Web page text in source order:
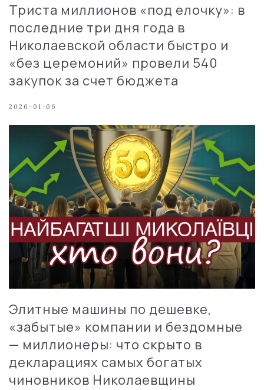
Триста миллионов «под елочку»: в
последние три дня года в
Николаевской области быстро и
«без церемоний» провели 540
закупок за счет бюджета
2026-01-06
Элитные машины по дешевке,
«забытые» компании и бездомные
— миллионеры: что скрыто в
декларациях самых богатых
чиновников Николаевщины